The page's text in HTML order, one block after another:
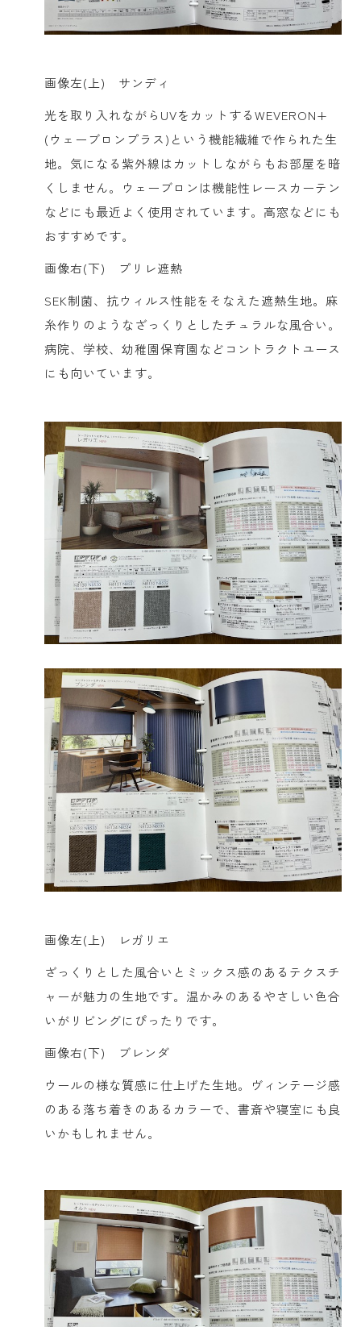
画像左(上) サンディ
光を取り入れながらUVをカットするWEVERON+
(ウェーブロンプラス)という機能繊維で作られた生
地。気になる紫外線はカットしながらもお部屋を暗
くしません。ウェーブロンは機能性レースカーテン
などにも最近よく使用されています。高窓などにも
おすすめです。
画像右(下) プリレ遮熱
SEK制菌、抗ウィルス性能をそなえた遮熱生地。麻
糸作りのようなざっくりとしたチュラルな風合い。
病院、学校、幼稚園保育園などコントラクトユース
にも向いています。
画像左(上) レガリエ
ざっくりとした風合いとミックス感のあるテクスチ
ャーが魅力の生地です。温かみのあるやさしい色合
いがリビングにぴったりです。
画像右(下) ブレンダ
ウールの様な質感に仕上げた生地。ヴィンテージ感
のある落ち着きのあるカラーで、書斎や寝室にも良
いかもしれません。